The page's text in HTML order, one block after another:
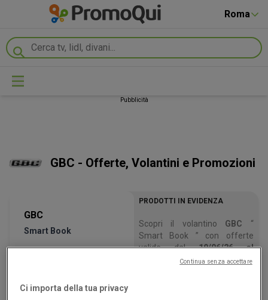
Roma
Pubblicità
GBC - Offerte, Volantini e Promozioni
GBC
Smart Book
PRODOTTI IN EVIDENZA
Scopri il volantino GBC “
Smart Book ” con offerte
valide dal19/06/26al
Ci importa della tua privacy
Continua senza accettare